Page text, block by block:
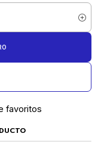
favoritos